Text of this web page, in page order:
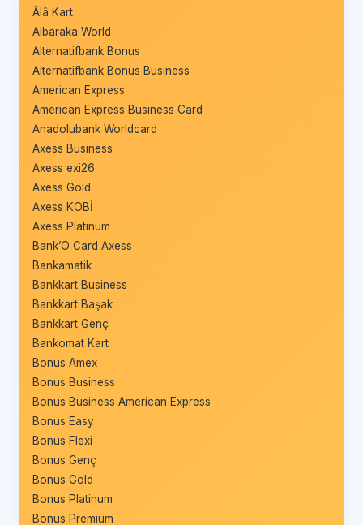
Âlâ Kart
Albaraka World
Alternatifbank Bonus
Alternatifbank Bonus Business
American Express
American Express Business Card
Anadolubank Worldcard
Axess Business
Axess exi26
Axess Gold
Axess KOBİ
Axess Platinum
Bank’O Card Axess
Bankamatik
Bankkart Business
Bankkart Başak
Bankkart Genç
Bankomat Kart
Bonus Amex
Bonus Business
Bonus Business American Express
Bonus Easy
Bonus Flexi
Bonus Genç
Bonus Gold
Bonus Platinum
Bonus Premium